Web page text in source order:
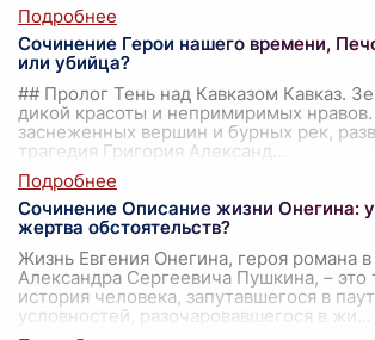
Сочинение Герои нашего времени,
или убийца?
## Пролог Тень над Кавказом Кавказ.
дикой красоты и непримиримых
заснеженных вершин и бурных рек,
трагедия Григория Александ
Сочинение Описание жизни Онегина:
жертва обстоятельств?
Жизнь Евгения Онегина, героя романа в
Александра Сергеевича Пушкина, – это
история человека, запутавшегося в
условностей, разочаровавшегося в жи